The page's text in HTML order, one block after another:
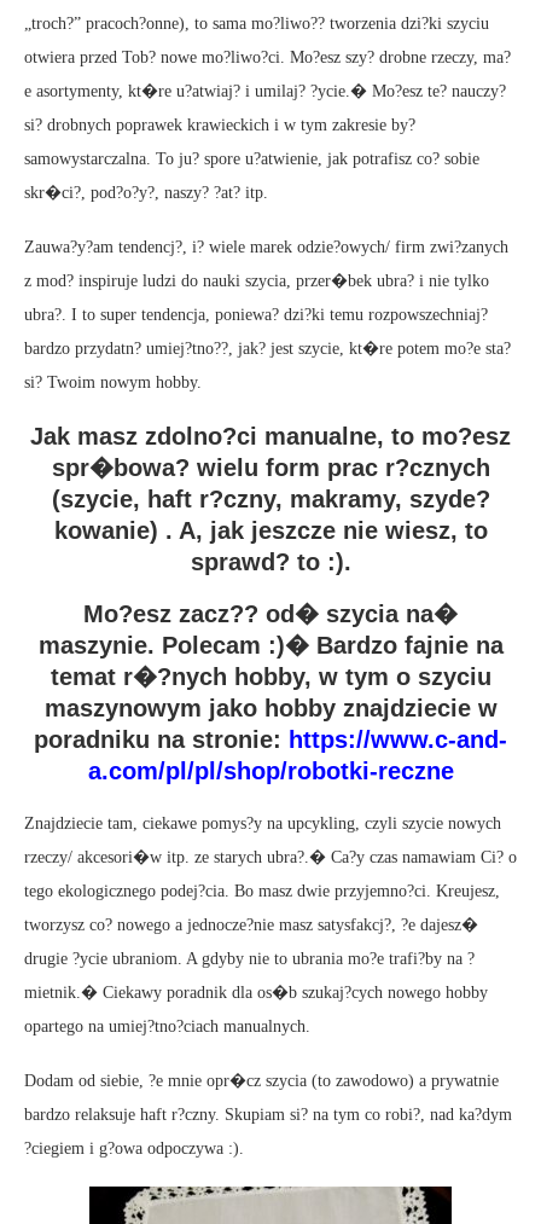
„troch?” pracoch?onne), to sama mo?liwo?? tworzenia dzi?ki szyciu
otwiera przed Tob? nowe mo?liwo?ci. Mo?esz szy? drobne rzeczy, ma?
e asortymenty, kt�re u?atwiaj? i umilaj? ?ycie.� Mo?esz te? nauczy?
si? drobnych poprawek krawieckich i w tym zakresie by?
samowystarczalna. To ju? spore u?atwienie, jak potrafisz co? sobie
skr�ci?, pod?o?y?, naszy? ?at? itp.
Zauwa?y?am tendencj?, i? wiele marek odzie?owych/ firm zwi?zanych
z mod? inspiruje ludzi do nauki szycia, przer�bek ubra? i nie tylko
ubra?. I to super tendencja, poniewa? dzi?ki temu rozpowszechniaj?
bardzo przydatn? umiej?tno??, jak? jest szycie, kt�re potem mo?e sta?
si? Twoim nowym hobby.
Jak masz zdolno?ci manualne, to mo?esz
spr�bowa? wielu form prac r?cznych
(szycie, haft r?czny, makramy, szyde?
kowanie) . A, jak jeszcze nie wiesz, to
sprawd? to :).
Mo?esz zacz?? od� szycia na�
maszynie. Polecam :)� Bardzo fajnie na
temat r�?nych hobby, w tym o szyciu
maszynowym jako hobby znajdziecie w
poradniku na stronie: https://www.c-and-
a.com/pl/pl/shop/robotki-reczne
Znajdziecie tam, ciekawe pomys?y na upcykling, czyli szycie nowych
rzeczy/ akcesori�w itp. ze starych ubra?.� Ca?y czas namawiam Ci? o
tego ekologicznego podej?cia. Bo masz dwie przyjemno?ci. Kreujesz,
tworzysz co? nowego a jednocze?nie masz satysfakcj?, ?e dajesz�
drugie ?ycie ubraniom. A gdyby nie to ubrania mo?e trafi?by na ?
mietnik.� Ciekawy poradnik dla os�b szukaj?cych nowego hobby
opartego na umiej?tno?ciach manualnych.
Dodam od siebie, ?e mnie opr�cz szycia (to zawodowo) a prywatnie
bardzo relaksuje haft r?czny. Skupiam si? na tym co robi?, nad ka?dym
?ciegiem i g?owa odpoczywa :).